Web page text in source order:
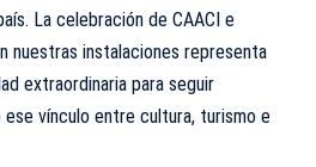
La celebración de CAACI e
nuestras instalaciones representa
extraordinaria para seguir
vínculo entre cultura, turismo e